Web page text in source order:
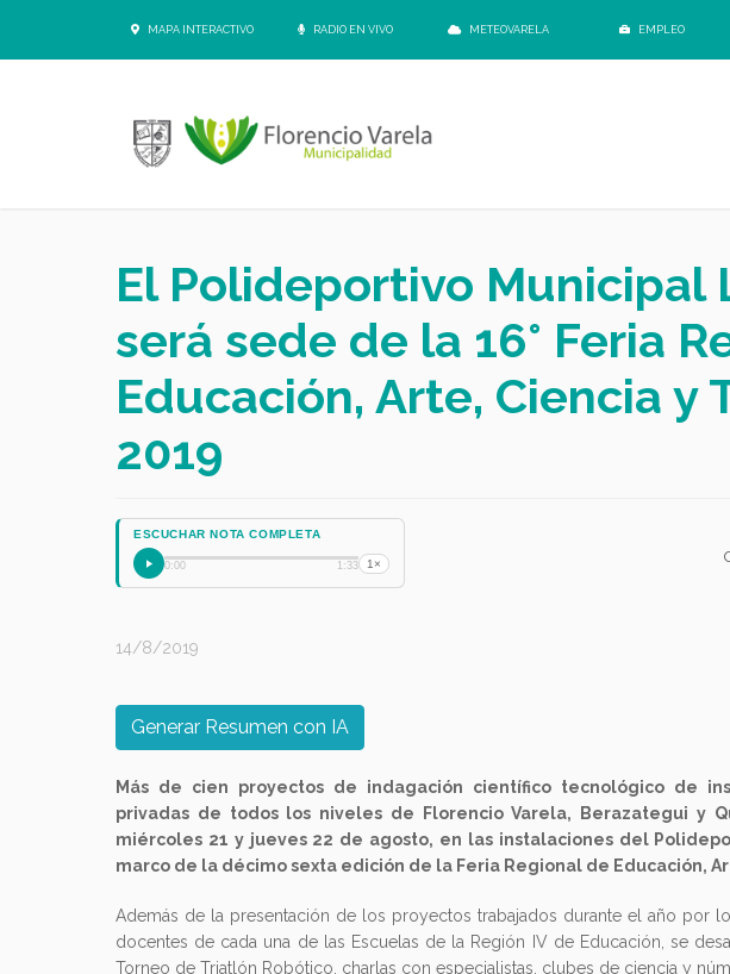
MAPA INTERACTIVO RADIO EN VIVO METEOVARELA EMPLEO
El Polideportivo Municipal
será sede de la 16° Feria
Educación, Arte, Ciencia y
2019
ESCUCHAR NOTA COMPLETA
0:00 1:33 1×
14/8/2019
Generar Resumen con IA
Más de cien proyectos de indagación científico tecnológico de
privadas de todos los niveles de Florencio Varela, Berazategui y
miércoles 21 y jueves 22 de agosto, en las instalaciones del
marco de la décimo sexta edición de la Feria Regional de Educación,
Además de la presentación de los proyectos trabajados durante el año por
docentes de cada una de las Escuelas de la Región IV de Educación, se
Torneo de Triatlón Robótico, charlas con especialistas, clubes de ciencia y